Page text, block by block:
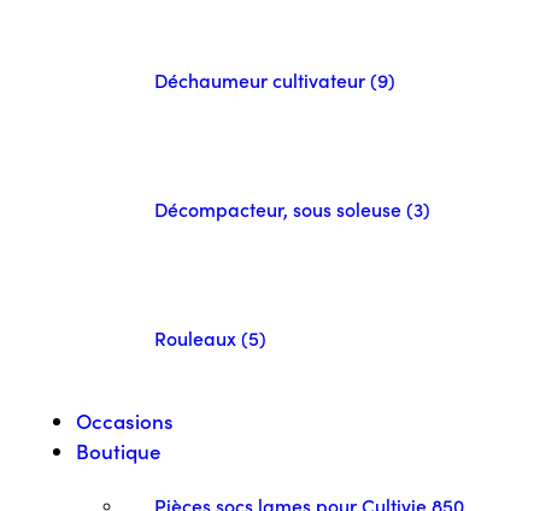
Déchaumeur cultivateur (9)
Décompacteur, sous soleuse (3)
Rouleaux (5)
Occasions
Boutique
Pièces socs lames pour Cultivie 850